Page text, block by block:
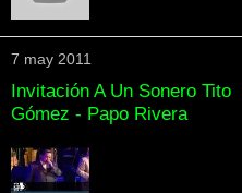
7 may 2011
Invitación A Un Sonero Tito
Gómez - Papo Rivera